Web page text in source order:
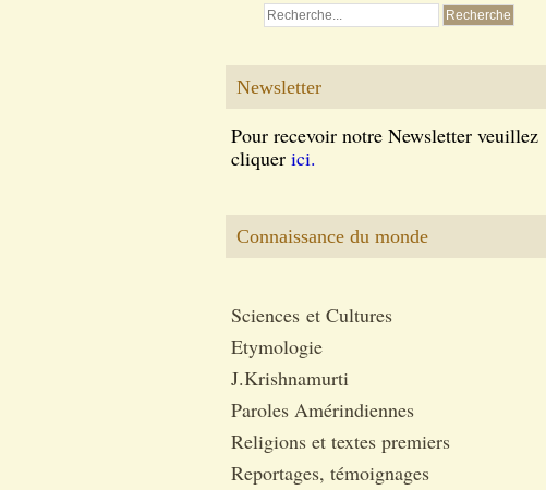
Newsletter
Pour recevoir notre Newsletter veuillez
cliquer ici.
Connaissance du monde
Sciences et Cultures
Etymologie
J.Krishnamurti
Paroles Amérindiennes
Religions et textes premiers
Reportages, témoignages